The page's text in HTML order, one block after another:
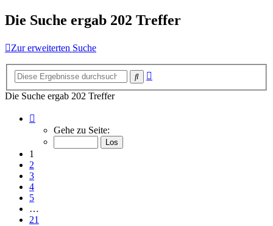
Die Suche ergab 202 Treffer
Zur erweiterten Suche
Suche
Die Suche ergab 202 Treffer
von
Gehe zu Seite:
1
2
3
4
5
…
21